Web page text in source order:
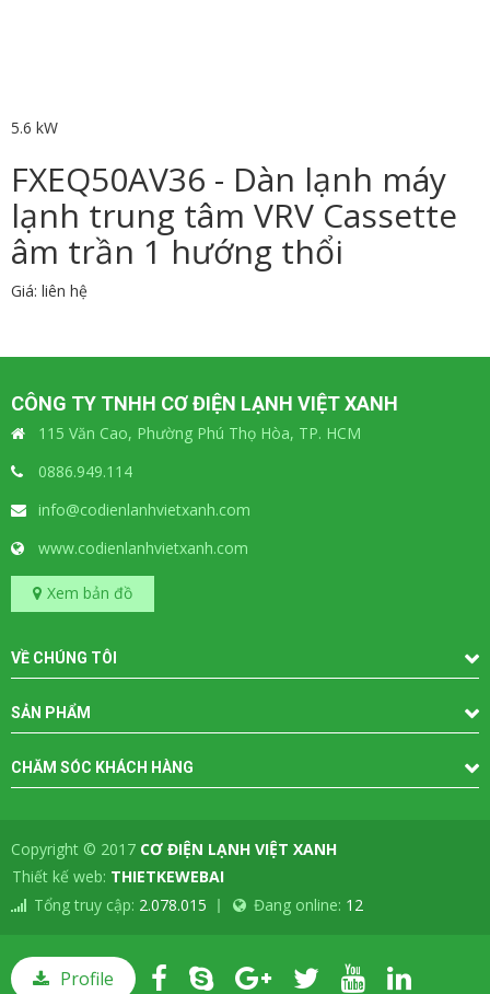
5.6 kW
FXEQ50AV36 - Dàn lạnh máy
lạnh trung tâm VRV Cassette
âm trần 1 hướng thổi
Giá: liên hệ
CÔNG TY TNHH CƠ ĐIỆN LẠNH VIỆT XANH
115 Văn Cao, Phường Phú Thọ Hòa, TP. HCM
0886.949.114
info@codienlanhvietxanh.com
www.codienlanhvietxanh.com
Xem bản đồ
VỀ CHÚNG TÔI
SẢN PHẨM
CHĂM SÓC KHÁCH HÀNG
Copyright © 2017 CƠ ĐIỆN LẠNH VIỆT XANH
Thiết kế web: THIETKEWEBAI
Tổng truy cập: 2.078.015 Đang online: 12
Profile